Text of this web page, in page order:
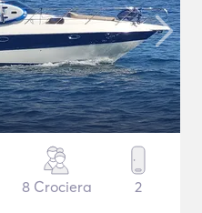
8 Crociera 2